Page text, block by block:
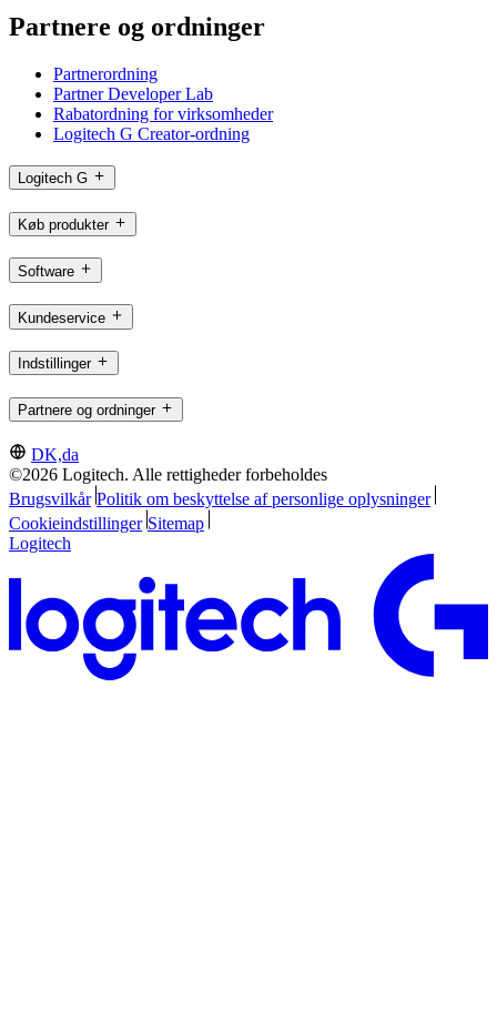
Partnere og ordninger
Partnerordning
Partner Developer Lab
Rabatordning for virksomheder
Logitech G Creator-ordning
Logitech G
Køb produkter
Software
Kundeservice
Indstillinger
Partnere og ordninger
DK,da
©2026 Logitech. Alle rettigheder forbeholdes
Brugsvilkår Politik om beskyttelse af personlige oplysninger
Cookieindstillinger Sitemap
Logitech